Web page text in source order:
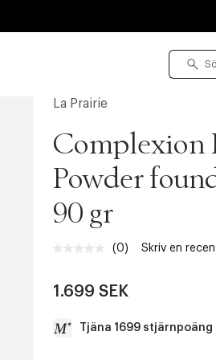
La Prairie
Complexion
Powder
90 gr
Inget
till
(0) Skriv en
1.699 SEK
Tjäna 1699 stjärnpoäng